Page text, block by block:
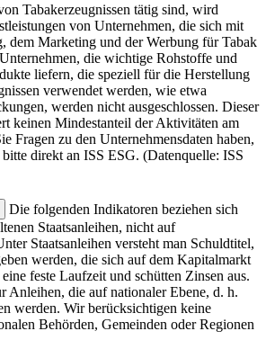
Tabakerzeugnissen tätig sind, wird
von Unternehmen, die sich mit
dem Marketing und der Werbung für Tabak
die wichtige Rohstoffe und
liefern, die speziell für die Herstellung
verwendet werden, wie etwa
werden nicht ausgeschlossen. Dieser
keinen Mindestanteil der Aktivitäten am
Fragen zu den Unternehmensdaten haben,
direkt an ISS ESG. (Datenquelle: ISS
Die folgenden Indikatoren beziehen sich
Staatsanleihen, nicht auf
Staatsanleihen versteht man Schuldtitel,
werden, die sich auf dem Kapitalmarkt
feste Laufzeit und schütten Zinsen aus.
Anleihen, die auf nationaler Ebene, d. h.
werden. Wir berücksichtigen keine
Behörden, Gemeinden oder Regionen